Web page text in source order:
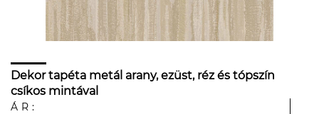
Dekor tapéta metál arany, ezüst, réz és tópszín
csíkos mintával
ÁR: